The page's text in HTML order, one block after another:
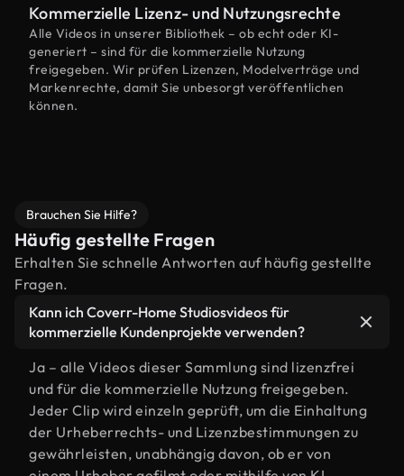
Kommerzielle Lizenz- und Nutzungsrechte
Alle Videos in unserer Bibliothek – ob echt oder KI-
generiert – sind für die kommerzielle Nutzung
freigegeben. Wir prüfen Lizenzen, Modelverträge und
Markenrechte, damit Sie unbesorgt veröffentlichen
können.
Brauchen Sie Hilfe?
Häufig gestellte Fragen
Erhalten Sie schnelle Antworten auf häufig gestellte
Fragen.
Kann ich Coverr-Home Studiosvideos für
kommerzielle Kundenprojekte verwenden?
Ja – alle Videos dieser Sammlung sind lizenzfrei
und für die kommerzielle Nutzung freigegeben.
Jeder Clip wird einzeln geprüft, um die Einhaltung
der Urheberrechts- und Lizenzbestimmungen zu
gewährleisten, unabhängig davon, ob er von